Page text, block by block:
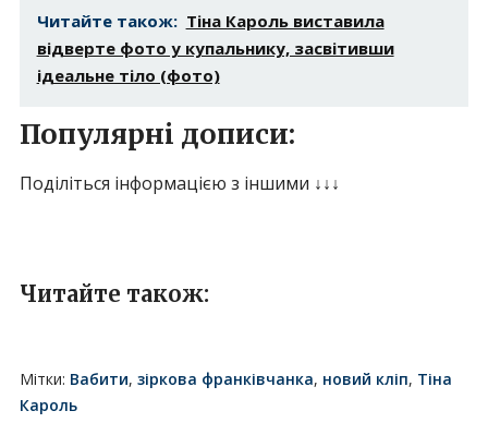
Читайте також: Тіна Кароль виставила
відверте фото у купальнику, засвітивши
ідеальне тіло (фото)
Популярні дописи:
Поділіться інформацією з іншими ↓↓↓
Читайте також:
Мітки: Вабити, зіркова франківчанка, новий кліп, Тіна
Кароль